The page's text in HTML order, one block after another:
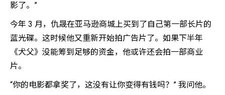
影了。”
今年 3 月，仇晟在亚马逊商城上买到了自己第一部长片的
蓝光碟。这时候他又重新开始拍广告片了。如果下半年
《犬父》没能筹到足够的资金，他或许还会拍一部商业
片。
“你的电影都拿奖了，这没有让你变得有钱吗？” 我问他。